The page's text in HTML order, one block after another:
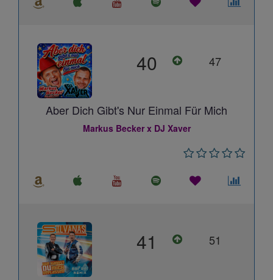
40 47
Aber Dich Gibt's Nur Einmal Für Mich
Markus Becker x DJ Xaver
41 51